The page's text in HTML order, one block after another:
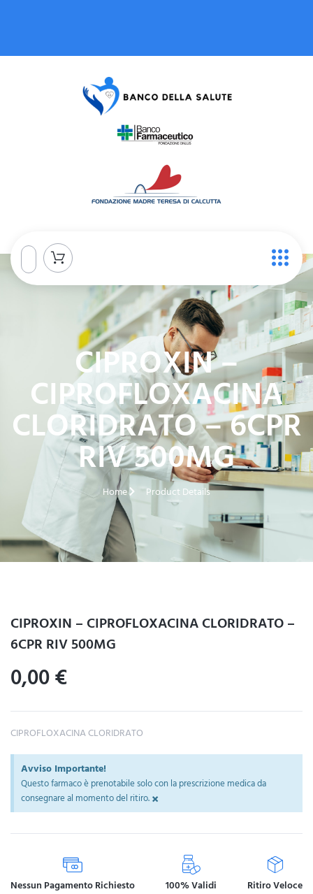
CIPROXIN –
CIPROFLOXACINA
CLORIDRATO – 6CPR
RIV 500MG
Home Product Details
CIPROXIN – CIPROFLOXACINA CLORIDRATO –
6CPR RIV 500MG
0,00€
CIPROFLOXACINA CLORIDRATO
Avviso Importante!
Questo farmaco è prenotabile solo con la prescrizione medica da
consegnare al momento del ritiro.×
Nessun Pagamento Richiesto 100% Validi Ritiro Veloce